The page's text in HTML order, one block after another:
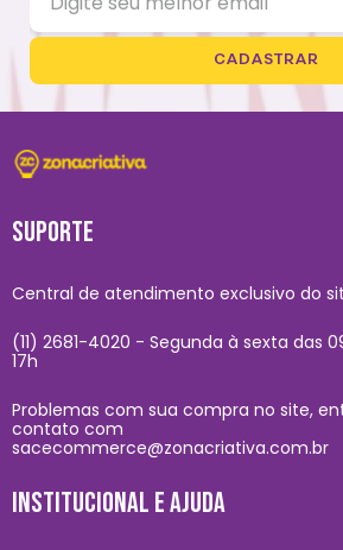
CADASTRAR
SUPORTE
Central de atendimento exclusivo do
(11) 2681-4020 - Segunda à sexta das
17h
Problemas com sua compra no site,
contato com
sacecommerce@zonacriativa.com.br
INSTITUCIONAL E AJUDA